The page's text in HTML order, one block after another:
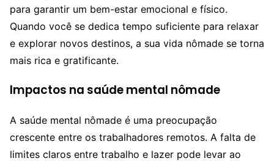
para garantir um bem-estar emocional e físico.
Quando você se dedica tempo suficiente para relaxar
e explorar novos destinos, a sua vida nômade se torna
mais rica e gratificante.
Impactos na saúde mental nômade
A saúde mental nômade é uma preocupação
crescente entre os trabalhadores remotos. A falta de
limites claros entre trabalho e lazer pode levar ao